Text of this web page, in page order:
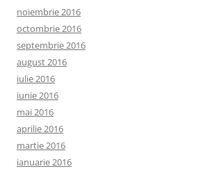
noiembrie 2016
octombrie 2016
septembrie 2016
august 2016
iulie 2016
iunie 2016
mai 2016
aprilie 2016
martie 2016
ianuarie 2016